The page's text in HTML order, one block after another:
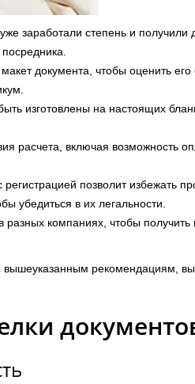
заработали степень и получили
документа, чтобы оценить его
изготовлены на настоящих
расчета, включая возможность
позволит избежать
убедиться в их легальности.
разных компаниях, чтобы
вышеуказанным рекомендациям,